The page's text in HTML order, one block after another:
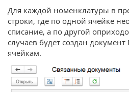
Для каждой номенклатуры в
строки, где по одной ячейке
списание, а по другой
случаев будет создан
ячейкам.